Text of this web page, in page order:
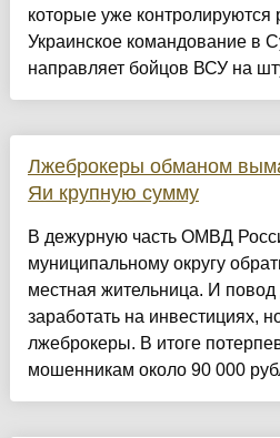
которые уже контролируются
Украинское командование в
направляет бойцов ВСУ на
Лжеброкеры обманом
Яи крупную сумму
В дежурную часть ОМВД
муниципальному округу
местная жительница. И повод
заработать на инвестициях,
лжеброкеры. В итоге
мошенникам около 90 000